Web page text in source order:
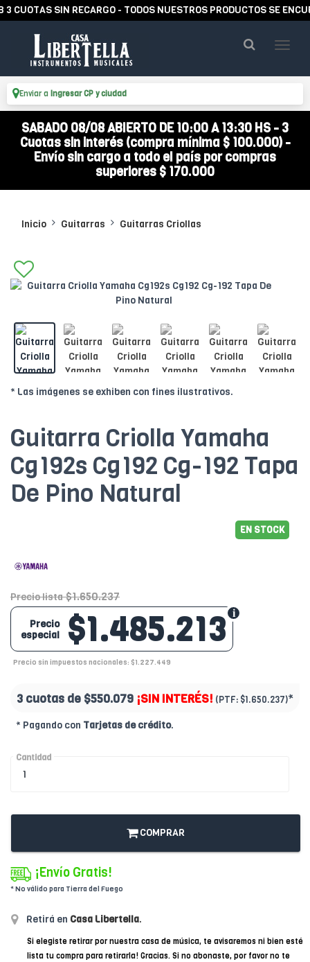
SIN RECARGO - TODOS NUESTROS PRODUCTOS SE
Enviar a Ingresar CP y ciudad
SABADO 08/08 ABIERTO DE 10:00 A 13:30 HS - 3
Cuotas sin interés (compra mínima $ 100.000) -
Envío sin cargo a todo el país por compras
superiores $ 170.000
Inicio Guitarras Guitarras Criollas
* Las imágenes se exhiben con fines ilustrativos.
Guitarra Criolla Yamaha
Cg192s Cg192 Cg-192 Tapa
De Pino Natural
EN STOCK
Precio lista $1.650.237
$1.485.213
Precio
especial
Precio sin impuestos nacionales: $1.227.449
3 cuotas de $550.079 ¡SIN INTERÉS! (PTF: $1.650.237)*
* Pagando con Tarjetas de crédito.
Cantidad
COMPRAR
¡Envío Gratis!
* No válido para Tierra del Fuego
Retirá en Casa Libertella.
Si elegiste retirar por nuestra casa de música, te avisaremos ni bien esté
lista tu compra para retirarla! Gracias. Si no abonaste, por favor no te